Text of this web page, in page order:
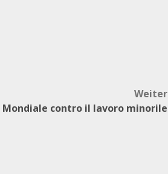
Weiter
contro il lavoro minorile